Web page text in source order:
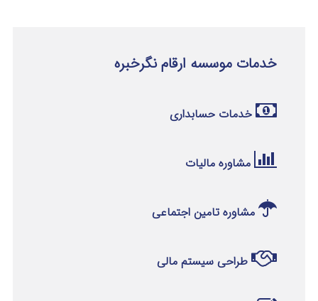
خدمات موسسه ارقام نگرخبره
خدمات حسابداری
مشاوره مالیات
مشاوره تامین اجتماعی
طراحی سیستم مالی